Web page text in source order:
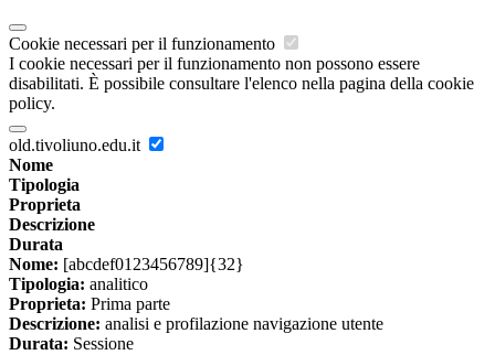
Cookie necessari per il funzionamento
I cookie necessari per il funzionamento non possono essere
disabilitati. È possibile consultare l'elenco nella pagina della cookie
policy.
old.tivoliuno.edu.it
Nome
Tipologia
Proprieta
Descrizione
Durata
Nome: [abcdef0123456789]{32}
Tipologia: analitico
Proprieta: Prima parte
Descrizione: analisi e profilazione navigazione utente
Durata: Sessione